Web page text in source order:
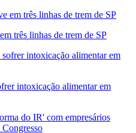
três linhas de trem de SP
intoxicação alimentar em